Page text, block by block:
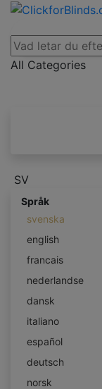
All Categories
SV
Språk
svenska
english
francais
nederlandse
dansk
italiano
español
deutsch
norsk